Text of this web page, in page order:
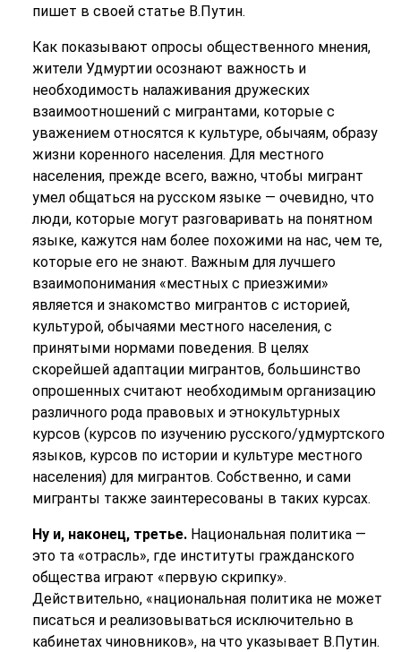
пишет в своей статье В.Путин.
Как показывают опросы общественного мнения,
жители Удмуртии осознают важность и
необходимость налаживания дружеских
взаимоотношений с мигрантами, которые с
уважением относятся к культуре, обычаям, образу
жизни коренного населения. Для местного
населения, прежде всего, важно, чтобы мигрант
умел общаться на русском языке — очевидно, что
люди, которые могут разговаривать на понятном
языке, кажутся нам более похожими на нас, чем те,
которые его не знают. Важным для лучшего
взаимопонимания «местных с приезжими»
является и знакомство мигрантов с историей,
культурой, обычаями местного населения, с
принятыми нормами поведения. В целях
скорейшей адаптации мигрантов, большинство
опрошенных считают необходимым организацию
различного рода правовых и этнокультурных
курсов (курсов по изучению русского/удмуртского
языков, курсов по истории и культуре местного
населения) для мигрантов. Собственно, и сами
мигранты также заинтересованы в таких курсах.
Ну и, наконец, третье. Национальная политика —
это та «отрасль», где институты гражданского
общества играют «первую скрипку».
Действительно, «национальная политика не может
писаться и реализовываться исключительно в
кабинетах чиновников», на что указывает В.Путин.